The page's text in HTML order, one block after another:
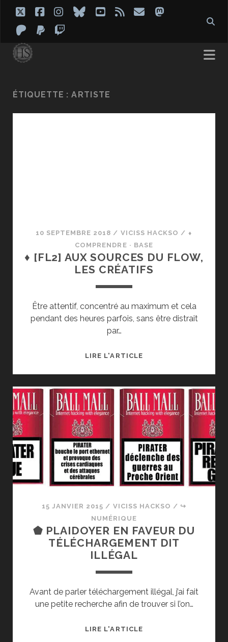
twitterfacebook
instagram
blueskyyoutube
rss emailmastodon
patreon
paypal
ÉTIQUETTE :ARTISTE
10 SEPTEMBRE 2018 / VICISS HACKSO / ⬧
COMPRENDRE · BASE
♦ [FL2] AUX SOURCES DU FLOW,
LES CRÉATIFS
Être attentif, concentré au maximum et cela
pendant des heures parfois, sans être distrait
par…
LIRE L'ARTICLE♦
SOURCES
DU
FLOW,
LES
CRÉATIFS
15 JANVIER 2015 / VICISS HACKSO / ↪
NUMÉRIQUE
⬟ PLAIDOYER EN FAVEUR DU
TÉLÉCHARGEMENT DIT
ILLÉGAL
Avant de parler téléchargement illégal, j’ai fait
une petite recherche afin de trouver si l’on…
LIRE L'ARTICLE⬟